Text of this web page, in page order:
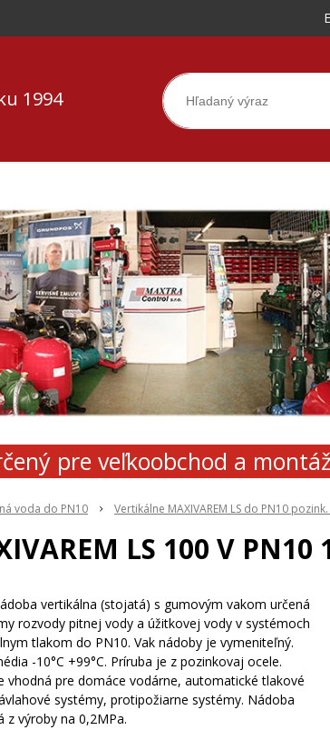
1994
pre veľkoobchod a
voda do PN10 Vertikálne MAXIVAREM LS do PN10
LS 100 V PN10
vertikálna (stojatá) s gumovým vakom určená
rozvody pitnej vody a úžitkovej vody v systémoch
tlakom do PN10. Vak nádoby je vymeniteľný.
-10°C +99°C. Príruba je z pozinkovaj ocele.
vhodná pre domáce vodárne, automatické tlakové
systémy, protipožiarne systémy. Nádoba
z výroby na 0,2MPa.